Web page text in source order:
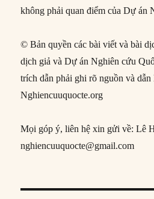
không phải quan điểm của Dự án
© Bản quyền các bài viết và bài
dịch giả và Dự án Nghiên cứu
trích dẫn phải ghi rõ nguồn và
Nghiencuuquocte.org
Mọi góp ý, liên hệ xin gửi về: Lê
nghiencuuquocte@gmail.com